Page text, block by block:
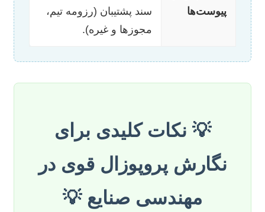
پیوست‌ها
سند پشتیبان (رزومه تیم،
مجوزها و غیره).
💡 نکات کلیدی برای
نگارش پروپوزال قوی در
مهندسی صنایع 💡